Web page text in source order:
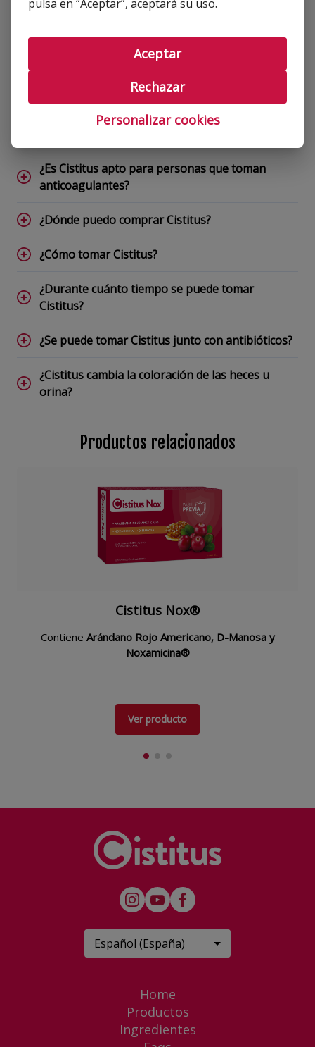
intolerantes a la lactosa?
¿A partir de qué edad se puede tomar Cistitus?
¿Puedo tomar Cistitus siendo diabético?
¿Puedo tomar Cistitus si estoy embarazada o
¿Es Cistitus apto para personas que toman
anticoagulantes?
¿Dónde puedo comprar Cistitus?
¿Cómo tomar Cistitus?
¿Durante cuánto tiempo se puede tomar
Cistitus?
¿Se puede tomar Cistitus junto con antibióticos?
¿Cistitus cambia la coloración de las heces u
orina?
Productos relacionados
Cistitus Nox®
Contiene Arándano Rojo Americano, D-Manosa y
Noxamicina®
Ver producto
Español (España)
Home
Productos
Ingredientes
pulsa en “Aceptar”, aceptará su uso.
Personalizar cookies
Rechazar
Aceptar